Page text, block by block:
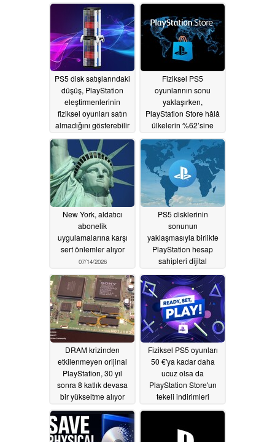
PS5 disk satışlarındaki
düşüş, PlayStation
eleştirmenlerinin
fiziksel oyunları satın
almadığını gösterebilir
07/21/2026
Fiziksel PS5
oyunlarının sonu
yaklaşırken,
PlayStation Store hâlâ
ülkelerin %62’sine
07/15/2026
New York, aldatıcı
abonelik
uygulamalarına karşı
sert önlemler alıyor
07/14/2026
PS5 disklerinin
sonunun
yaklaşmasıyla birlikte
PlayStation hesap
sahipleri dijital
07/11/2026
DRAM krizinden
etkilenmeyen orijinal
PlayStation, 30 yıl
sonra 8 katlık devasa
bir yükseltme alıyor
07/10/2026
Fiziksel PS5 oyunları
50 €'ya kadar daha
ucuz olsa da
PlayStation Store'un
tekeli indirimleri
07/10/2026